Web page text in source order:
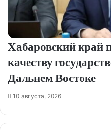
Хабаровский край
качеству
Дальнем Востоке
10 августа, 2026